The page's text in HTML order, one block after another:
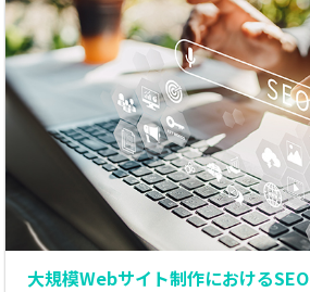
大規模Webサイト制作におけるSEO